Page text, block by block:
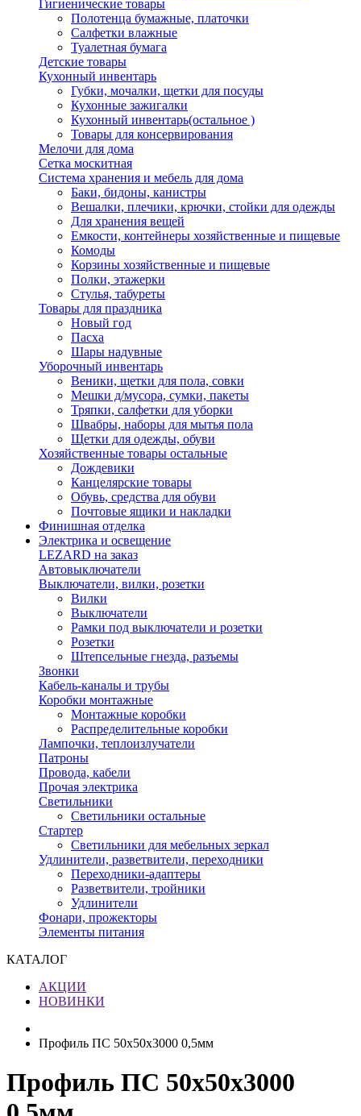
Гигиенические товары
Полотенца бумажные, платочки
Салфетки влажные
Туалетная бумага
Детские товары
Кухонный инвентарь
Губки, мочалки, щетки для посуды
Кухонные зажигалки
Кухонный инвентарь(остальное )
Товары для консервирования
Мелочи для дома
Сетка москитная
Система хранения и мебель для дома
Баки, бидоны, канистры
Вешалки, плечики, крючки, стойки для одежды
Для хранения вещей
Емкости, контейнеры хозяйственные и пищевые
Комоды
Корзины хозяйственные и пищевые
Полки, этажерки
Стулья, табуреты
Товары для праздника
Новый год
Пасха
Шары надувные
Уборочный инвентарь
Веники, щетки для пола, совки
Мешки д/мусора, сумки, пакеты
Тряпки, салфетки для уборки
Швабры, наборы для мытья пола
Щетки для одежды, обуви
Хозяйственные товары остальные
Дождевики
Канцелярские товары
Обувь, средства для обуви
Почтовые ящики и накладки
Финишная отделка
Электрика и освещение
LEZARD на заказ
Автовыключатели
Выключатели, вилки, розетки
Вилки
Выключатели
Рамки под выключатели и розетки
Розетки
Штепсельные гнезда, разъемы
Звонки
Кабель-каналы и трубы
Коробки монтажные
Монтажные коробки
Распределительные коробки
Лампочки, теплоизлучатели
Патроны
Провода, кабели
Прочая электрика
Светильники
Светильники остальные
Стартер
Светильники для мебельных зеркал
Удлинители, разветвители, переходники
Переходники-адаптеры
Разветвители, тройники
Удлинители
Фонари, прожекторы
Элементы питания
КАТАЛОГ
АКЦИИ
НОВИНКИ
Профиль ПС 50х50х3000 0,5мм
Профиль ПС 50х50х3000